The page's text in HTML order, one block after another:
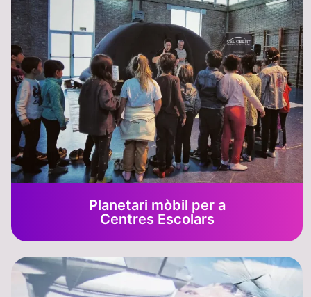
Planetari mòbil per a
Centres Escolars